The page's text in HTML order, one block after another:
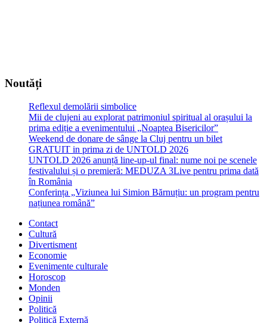
Noutăți
Reflexul demolării simbolice
Mii de clujeni au explorat patrimoniul spiritual al orașului la
prima ediție a evenimentului „Noaptea Bisericilor”
Weekend de donare de sânge la Cluj pentru un bilet
GRATUIT in prima zi de UNTOLD 2026
UNTOLD 2026 anunță line-up-ul final: nume noi pe scenele
festivalului și o premieră: MEDUZA 3Live pentru prima dată
în România
Conferința „Viziunea lui Simion Bărnuțiu: un program pentru
națiunea română”
Contact
Cultură
Divertisment
Economie
Evenimente culturale
Horoscop
Monden
Opinii
Politică
Politică Externă